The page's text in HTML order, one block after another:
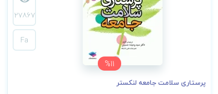
%11
27867
Fa
پرستاری سلامت جامعه لنکستر